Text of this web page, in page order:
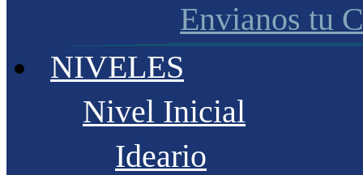
Envianos tu
NIVELES
Nivel Inicial
Ideario